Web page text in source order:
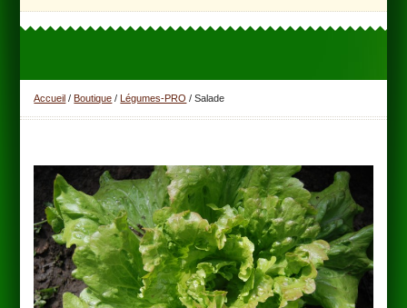
Accueil / Boutique / Légumes-PRO / Salade